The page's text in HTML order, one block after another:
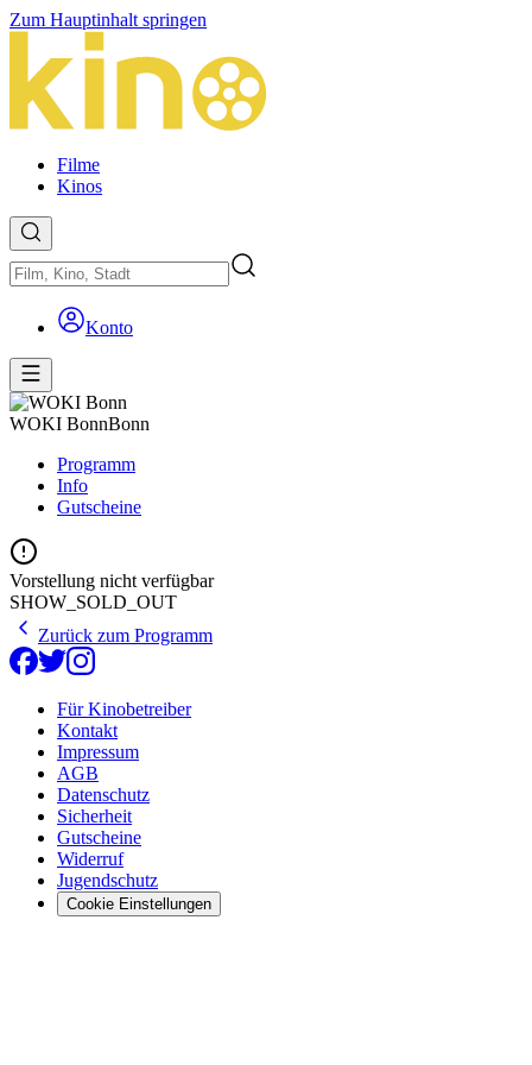
Zum Hauptinhalt springen
Filme
Kinos
Konto
WOKI BonnBonn
Programm
Info
Gutscheine
Vorstellung nicht verfügbar
SHOW_SOLD_OUT
Zurück zum Programm
Für Kinobetreiber
Kontakt
Impressum
AGB
Datenschutz
Sicherheit
Gutscheine
Widerruf
Jugendschutz
Cookie Einstellungen